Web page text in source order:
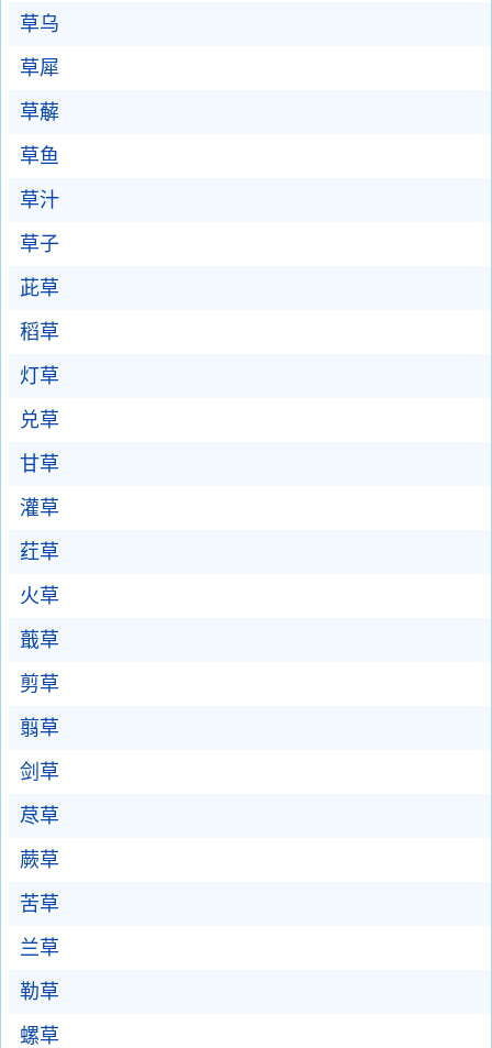
草乌
草犀
草薢
草鱼
草汁
草子
茈草
稻草
灯草
兑草
甘草
灌草
荭草
火草
蕺草
剪草
翦草
剑草
荩草
蕨草
苦草
兰草
勒草
螺草